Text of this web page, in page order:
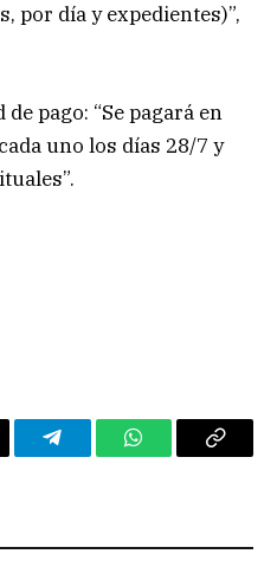
por día y expedientes)”,
pago: “Se pagará en
uno los días 28/7 y
TelegramWhatsAppCopy